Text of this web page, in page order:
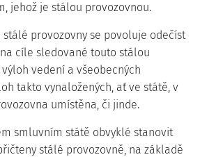
jehož je stálou provozovnou.
stálé provozovny se povoluje odečíst
cíle sledované touto stálou
vedení a všeobecných
takto vynaložených, ať ve státě, v
umístěna, či jinde.
smluvním státě obvyklé stanovit
stálé provozovně, na základě